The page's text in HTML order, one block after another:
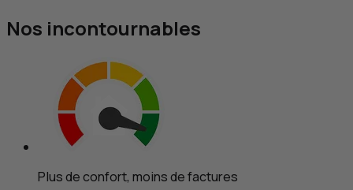
Nos incontournables
Plus de confort, moins de factures